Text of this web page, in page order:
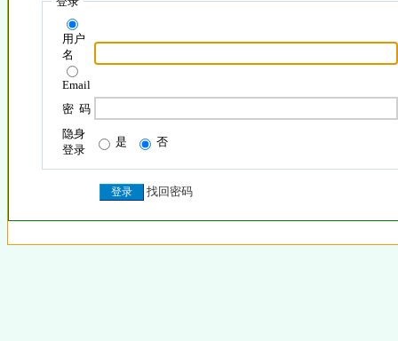
用户
名
Email
密 码
隐身
登录
是 否
找回密码